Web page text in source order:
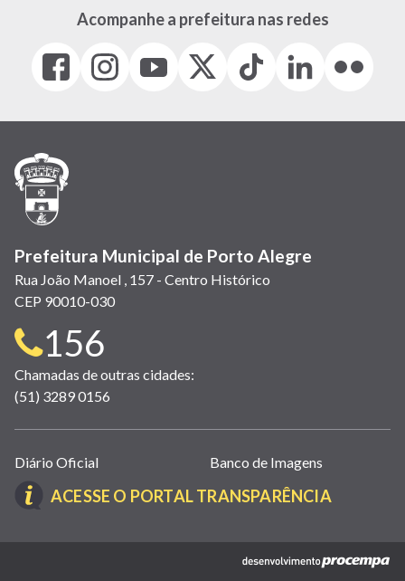
Acompanhe a prefeitura nas redes
Facebook
(link
em
janela)
Instagram
(link
em
(link
em
(Antigo
(link
Tiktok
(link
em
LinkedIn
(link
em
(link
em
Prefeitura Municipal de Porto Alegre
Rua João Manoel , 157 - Centro Histórico
CEP 90010-030
Telefone
para
contato:
156
Chamadas de outras cidades:
(51) 3289 0156
Links
úteis
(abrem
nova
Diário Oficial Banco de Imagens
ACESSE O PORTAL TRANSPARÊNCIA(LINK
EM
NOVA